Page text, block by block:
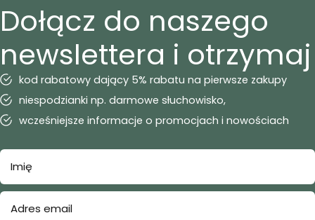
Dołącz do naszego
newslettera i otrzymaj
kod rabatowy dający 5% rabatu na pierwsze zakupy
niespodzianki np. darmowe słuchowisko,
wcześniejsze informacje o promocjach i nowościach